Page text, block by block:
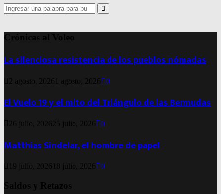
Search
for:
Search
Crónicas al Voleo
La silenciosa resistencia de los pueblos nómadas
2 agosto, 2026 1 agosto, 2026 0
El Vuelo 19 y el mito del Triángulo de las Bermudas
26 julio, 2026 25 julio, 2026 0
Matthias Sindelar, el hombre de papel
19 julio, 2026 18 julio, 2026 0
Saldos y Retazos